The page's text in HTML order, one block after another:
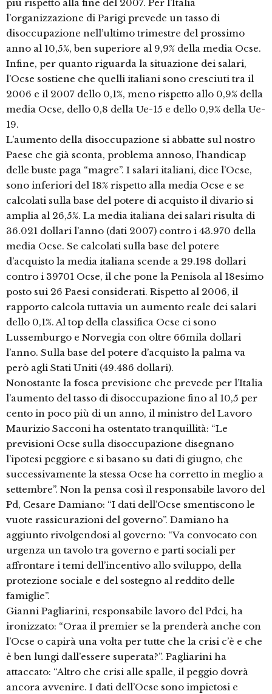
più rispetto alla fine del 2007. Per l’Italia
l’organizzazione di Parigi prevede un tasso di
disoccupazione nell’ultimo trimestre del prossimo
anno al 10,5%, ben superiore al 9,9% della media Ocse.
Infine, per quanto riguarda la situazione dei salari,
l’Ocse sostiene che quelli italiani sono cresciuti tra il
2006 e il 2007 dello 0,1%, meno rispetto allo 0,9% della
media Ocse, dello 0,8 della Ue-15 e dello 0,9% della Ue-
19.
L’aumento della disoccupazione si abbatte sul nostro
Paese che già sconta, problema annoso, l’handicap
delle buste paga “magre”. I salari italiani, dice l’Ocse,
sono inferiori del 18% rispetto alla media Ocse e se
calcolati sulla base del potere di acquisto il divario si
amplia al 26,5%. La media italiana dei salari risulta di
36.021 dollari l’anno (dati 2007) contro i 43.970 della
media Ocse. Se calcolati sulla base del potere
d’acquisto la media italiana scende a 29.198 dollari
contro i 39701 Ocse, il che pone la Penisola al 18esimo
posto sui 26 Paesi considerati. Rispetto al 2006, il
rapporto calcola tuttavia un aumento reale dei salari
dello 0,1%. Al top della classifica Ocse ci sono
Lussemburgo e Norvegia con oltre 66mila dollari
l’anno. Sulla base del potere d’acquisto la palma va
però agli Stati Uniti (49.486 dollari).
Nonostante la fosca previsione che prevede per l’Italia
l’aumento del tasso di disoccupazione fino al 10,5 per
cento in poco più di un anno, il ministro del Lavoro
Maurizio Sacconi ha ostentato tranquillità: “Le
previsioni Ocse sulla disoccupazione disegnano
l’ipotesi peggiore e si basano su dati di giugno, che
successivamente la stessa Ocse ha corretto in meglio a
settembre”. Non la pensa così il responsabile lavoro del
Pd, Cesare Damiano: “I dati dell’Ocse smentiscono le
vuote rassicurazioni del governo”. Damiano ha
aggiunto rivolgendosi al governo: “Va convocato con
urgenza un tavolo tra governo e parti sociali per
affrontare i temi dell’incentivo allo sviluppo, della
protezione sociale e del sostegno al reddito delle
famiglie”.
Gianni Pagliarini, responsabile lavoro del Pdci, ha
ironizzato: “Oraa il premier se la prenderà anche con
l’Ocse o capirà una volta per tutte che la crisi c’è e che
è ben lungi dall’essere superata?”. Pagliarini ha
attaccato: “Altro che crisi alle spalle, il peggio dovrà
ancora avvenire. I dati dell’Ocse sono impietosi e